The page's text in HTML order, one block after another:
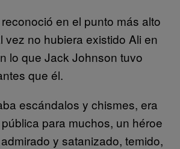
en el punto más alto
vez no hubiera existido Ali en
lo que Jack Johnson tuvo
que él.
escándalos y chismes, era
para muchos, un héroe
y satanizado, temido,